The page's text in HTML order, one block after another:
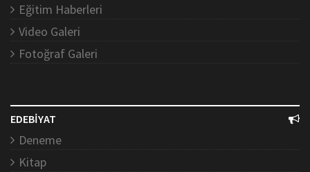
Eğitim Haberleri
Video Galeri
Fotoğraf Galeri
EDEBİYAT
Deneme
Kitap